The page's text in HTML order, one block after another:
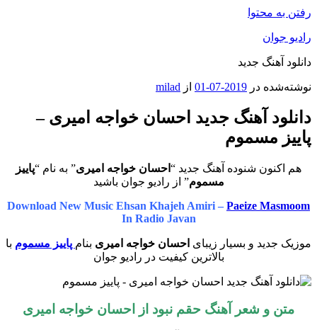
رفتن به محتوا
رادیو جوان
دانلود آهنگ جدید
نوشته‌شده در 2019-07-01 از milad
دانلود آهنگ جدید احسان خواجه امیری –
پاییز مسموم
هم اکنون شنوده آهنگ جدید “ احسان خواجه امیری” به نام “پاییز
مسموم” از رادیو جوان باشید
Download New Music Ehsan Khajeh Amiri – Paeize Masmoom
In Radio Javan
موزیک جدید و بسیار زیبای احسان خواجه امیری بنام پاییز مسموم با
بالاترین کیفیت در رادیو جوان
متن و شعر آهنگ حقم نبود از احسان خواجه امیری